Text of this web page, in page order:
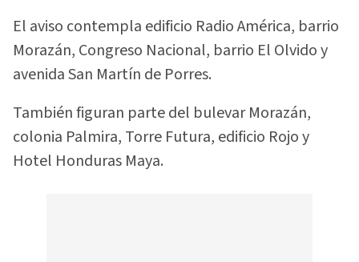
El aviso contempla edificio Radio América, barrio
Morazán, Congreso Nacional, barrio El Olvido y
avenida San Martín de Porres.
También figuran parte del bulevar Morazán,
colonia Palmira, Torre Futura, edificio Rojo y
Hotel Honduras Maya.